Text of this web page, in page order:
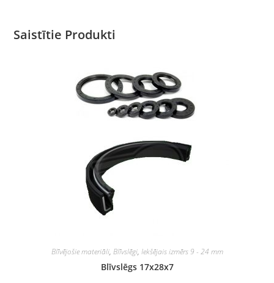
Saistītie Produkti
Blīvējošie materiāli, Blīvslēgi, Iekšējais izmērs 9 - 24 mm
Blīvslēgs 17x28x7